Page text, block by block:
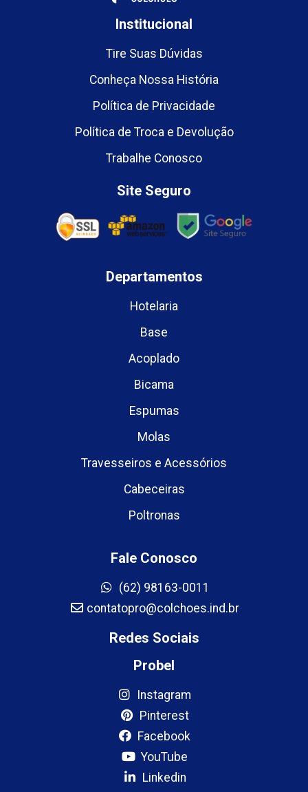
Institucional
Tire Suas Dúvidas
Conheça Nossa História
Política de Privacidade
Política de Troca e Devolução
Trabalhe Conosco
Site Seguro
Departamentos
Hotelaria
Base
Acoplado
Bicama
Espumas
Molas
Travesseiros e Acessórios
Cabeceiras
Poltronas
Fale Conosco
(62) 98163-0011
contatopro@colchoes.ind.br
Redes Sociais
Probel
Instagram
Pinterest
Facebook
YouTube
Linkedin